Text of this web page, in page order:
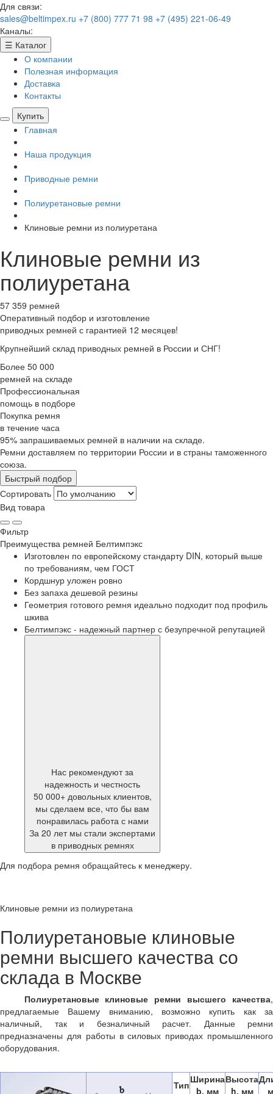
Для связи:
sales@beltimpex.ru +7 (800) 777 71 98 +7 (495) 221-06-49
Каналы:
☰ Каталог
О компании
Полезная информация
Доставка
Контакты
Купить
Главная
Наша продукция
Приводные ремни
Полиуретановые ремни
Клиновые ремни из полиуретана
Клиновые ремни из
полиуретана
57 359 ремней
Оперативный подбор и изготовление
приводных ремней с гарантией 12 месяцев!
Крупнейший склад приводных ремней в России и СНГ!
Более 50 000
ремней на складе
Профессиональная
помощь в подборе
Покупка ремня
в течение часа
95% запрашиваемых ремней в наличии на складе.
Ремни доставляем по территории России и в страны таможенного
союза.
Быстрый подбор
Сортировать
Вид товара
Фильтр
Преимущества ремней Белтимпэкс
Изготовлен по европейскому стандарту DIN, который выше
по требованиям, чем ГОСТ
Кордшнур уложен ровно
Без запаха дешевой резины
Геометрия готового ремня идеально подходит под профиль
шкива
Белтимпэкс - надежный партнер с безупречной репутацией
Нас рекомендуют за
надежность и честность
50 000+ довольных клиентов,
мы сделаем все, что бы вам
понравилась работа с нами
За 20 лет мы стали экспертами
в приводных ремнях
Для подбора ремня обращайтесь к менеджеру.
Клиновые ремни из полиуретана
Полиуретановые клиновые
ремни высшего качества со
склада в Москве
Полиуретановые клиновые ремни высшего качества,
предлагаемые Вашему вниманию, возможно купить как за
наличный, так и безналичный расчет. Данные ремни
предназначены для работы в силовых приводах промышленного
оборудования.
ТипШирина
b, мм
Высота
h, мм